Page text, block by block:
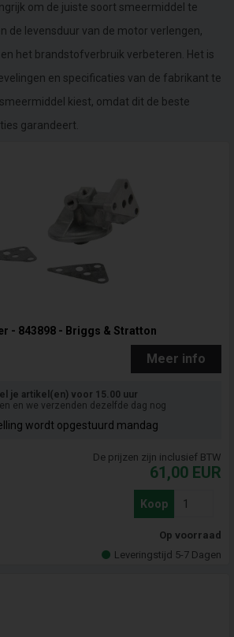
om de juiste soort smeermiddel te
de levensduur van de motor verlengen,
het brandstofverbruik verbeteren. Het is
en specificaties van de fabrikant te
kiest, omdat dit de beste
garandeert.
- 843898 - Briggs & Stratton
Meer info
je artikel(en) voor 15.00 uur
en we verzenden dezelfde dag nog
wordt opgestuurd mandag
De prijzen zijn inclusief BTW
61,00 EUR
Koop
Op voorraad
Leveringstijd 5-7 Dagen